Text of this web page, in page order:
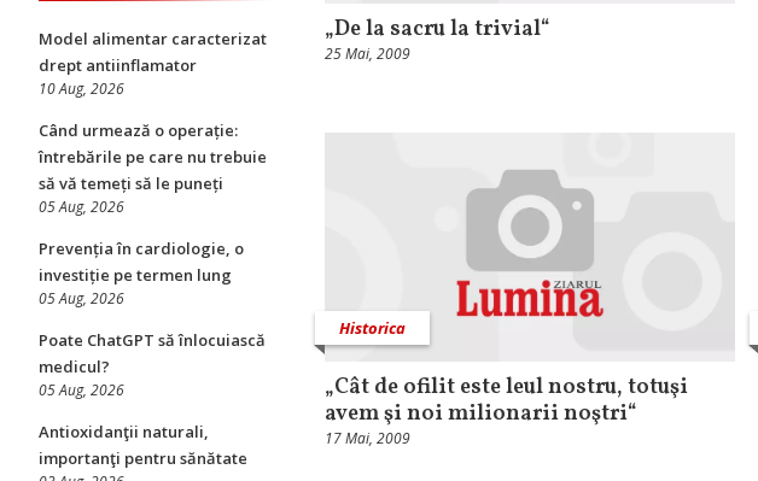
Model alimentar caracterizat
drept antiinflamator
10 Aug, 2026
Când urmează o operație:
întrebările pe care nu trebuie
să vă temeți să le puneți
05 Aug, 2026
Prevenția în cardiologie, o
investiție pe termen lung
05 Aug, 2026
Poate ChatGPT să înlocuiască
medicul?
05 Aug, 2026
Antioxidanţii naturali,
importanţi pentru sănătate
„De la sacru la trivial“
25 Mai, 2009
Historica
„Cât de ofilit este leul nostru, totuşi
avem şi noi milionarii noştri“
17 Mai, 2009